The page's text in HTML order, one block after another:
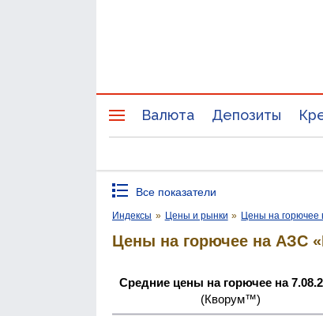
Валюта Депозиты
Все показатели
Индексы » Цены и рынки » Цены на горючее
Цены на горючее на АЗС
Средние цены на горючее на
(Кворум™)